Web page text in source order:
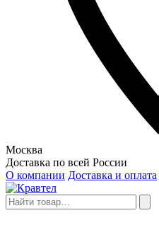
Москва
Доставка по всей России
О компании Доставка и оплата